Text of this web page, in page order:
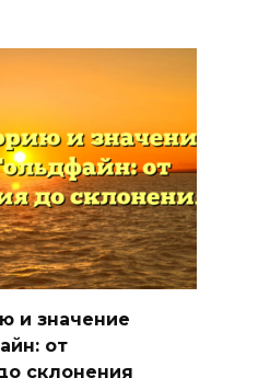
и значение
от
склонения